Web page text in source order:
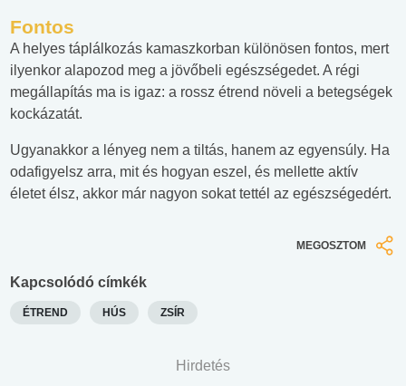
Fontos
A helyes táplálkozás kamaszkorban különösen fontos, mert
ilyenkor alapozod meg a jövőbeli egészségedet. A régi
megállapítás ma is igaz: a rossz étrend növeli a betegségek
kockázatát.
Ugyanakkor a lényeg nem a tiltás, hanem az egyensúly. Ha
odafigyelsz arra, mit és hogyan eszel, és mellette aktív
életet élsz, akkor már nagyon sokat tettél az egészségedért.
MEGOSZTOM
Kapcsolódó címkék
ÉTREND HÚS ZSÍR
Hirdetés